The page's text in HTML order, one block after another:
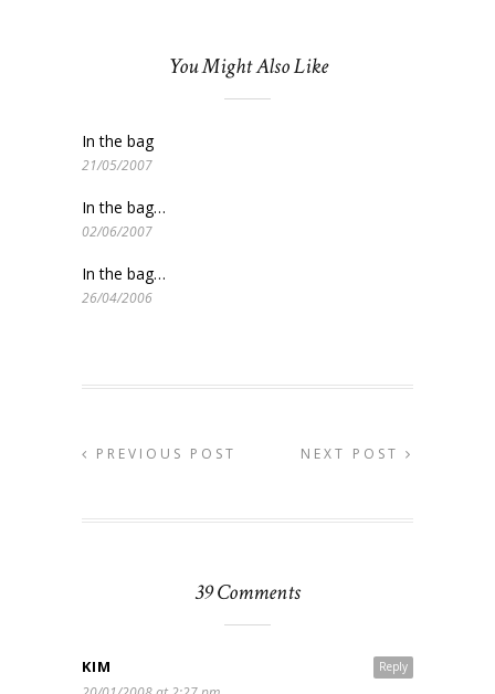
You Might Also Like
In the bag
21/05/2007
In the bag…
02/06/2007
In the bag…
26/04/2006
PREVIOUS POST NEXT POST
39 Comments
Reply
KIM